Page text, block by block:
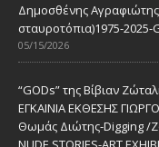
Δημοσθένης
σταυροτόπια)1975-
05/15/2026
“GODs” της Βίβιαν
ΕΓΚΑΙΝΙΑ ΕΚΘΕΣΗΣ
Θωμάς Διώτης-Digging /